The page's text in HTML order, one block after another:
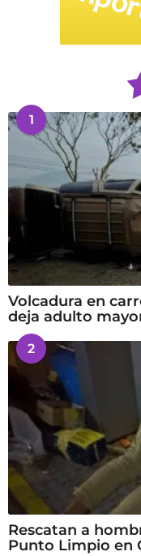
1
Volcadura en
deja adulto
2
Rescatan a
Punto Limpio en